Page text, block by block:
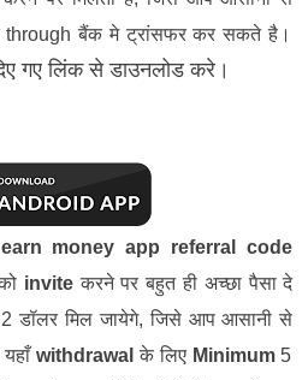
throughबैंक मे ट्रांसफर कर सकते है।
गए लिंक से डाउनलोड करे।
earn money app referral code
invite करने पर बहुत ही अच्छा पैसा दे
2डॉलर मिल जायेगे,जिसे आप आसानी से
यहाँ withdrawalके लिए Minimum 5